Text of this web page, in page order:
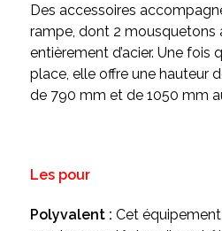
Des accessoires
rampe, dont 2 mousquetons
entièrement d’acier. Une fois
place, elle offre une hauteur
de 790 mm et de 1050 mm
Les pour
Polyvalent : Cet